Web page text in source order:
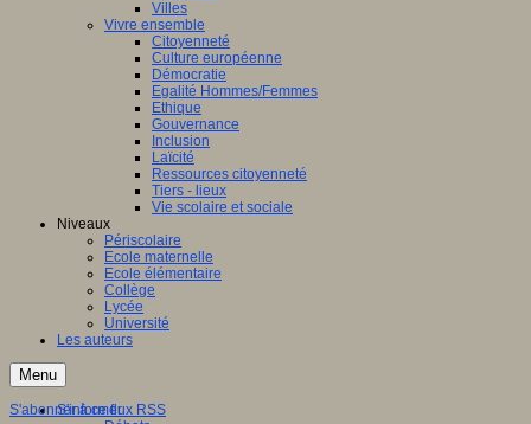
Villes
Vivre ensemble
Citoyenneté
Culture européenne
Démocratie
Egalité Hommes/Femmes
Ethique
Gouvernance
Inclusion
Laïcité
Ressources citoyenneté
Tiers - lieux
Vie scolaire et sociale
Niveaux
Périscolaire
Ecole maternelle
Ecole élémentaire
Collège
Lycée
Université
Les auteurs
Menu
S'informer
S'abonner à ce flux RSS